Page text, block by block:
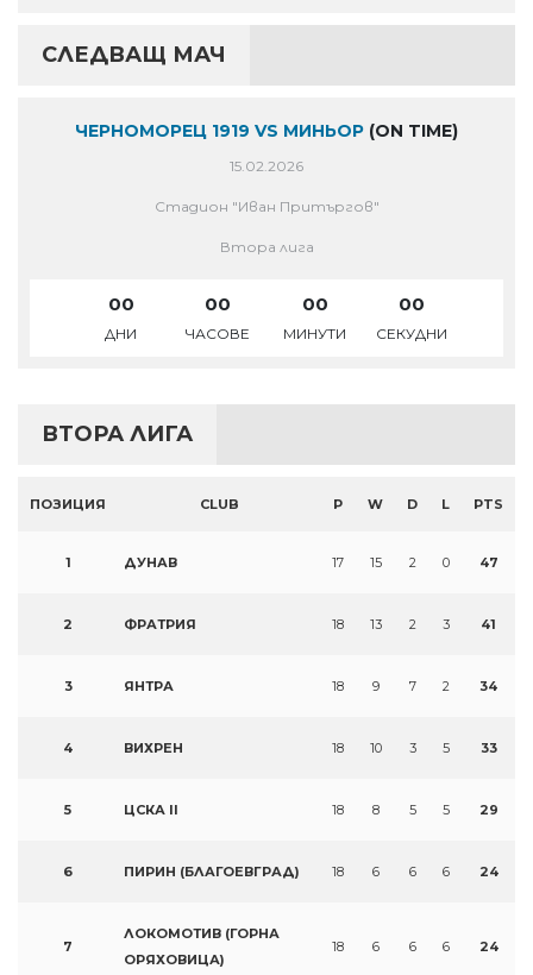
СЛЕДВАЩ МАЧ
ЧЕРНОМОРЕЦ 1919 VS МИНЬОР (ON TIME)
15.02.2026
Стадион "Иван Притъргов"
Втора лига
00
ДНИ
00
ЧАСОВЕ
00
МИНУТИ
00
СЕКУДНИ
ВТОРА ЛИГА
ПОЗИЦИЯ CLUB P W D L PTS
1 ДУНАВ 17 15 2 0 47
2 ФРАТРИЯ 18 13 2 3 41
3 ЯНТРА 18 9 7 2 34
4 ВИХРЕН 18 10 3 5 33
5 ЦСКА II 18 8 5 5 29
6 ПИРИН (БЛАГОЕВГРАД) 18 6 6 6 24
7
ЛОКОМОТИВ (ГОРНА
ОРЯХОВИЦА)
18 6 6 6 24